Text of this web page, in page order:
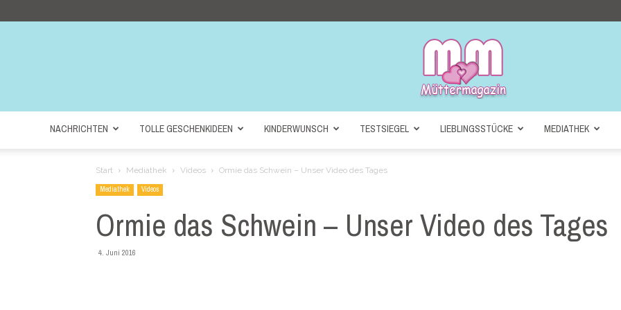
NACHRICHTEN TOLLE GESCHENKIDEEN KINDERWUNSCH TESTSIEGEL LIEBLINGSSTÜCKE MEDIATHEK
Start Mediathek Videos Ormie das Schwein – Unser Video des Tages
Mediathek Videos
Ormie das Schwein – Unser Video des Tages
4. Juni 2016